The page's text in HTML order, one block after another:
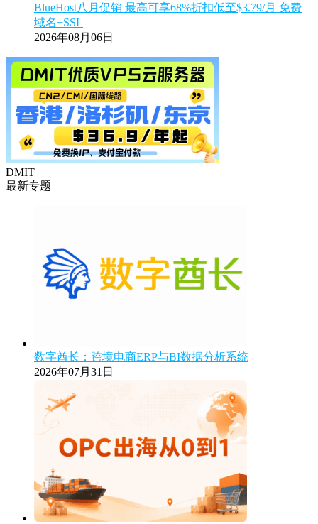
BlueHost八月促销 最高可享68%折扣低至$3.79/月 免费
域名+SSL
2026年08月06日
DMIT
最新专题
数字酋长：跨境电商ERP与BI数据分析系统
2026年07月31日